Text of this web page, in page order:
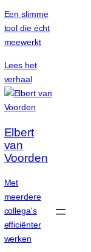
Een slimme
tool die écht
meewerkt
Lees het
verhaal
Elbert
van
Voorden
Met
meerdere
collega's
efficiënter
werken